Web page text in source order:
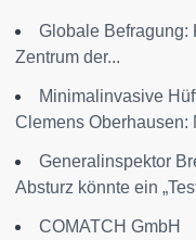
Globale Befragung:
Zentrum der...
Minimalinvasive
Clemens Oberhausen:
Generalinspektor
Absturz könnte ein
COMATCH GmbH